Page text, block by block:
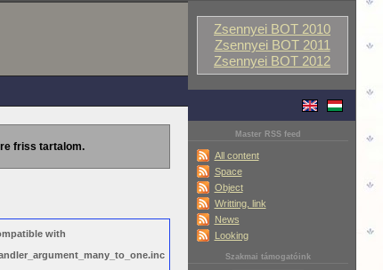
Zsennyei BOT 2010
Zsennyei BOT 2011
Zsennyei BOT 2012
Master RSS feed
All content
Space
Object
Writting, link
News
Looking
Szakmai támogatóink
friss tartalom.
with